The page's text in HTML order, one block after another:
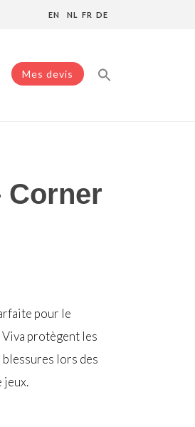
EN NL FR DE
Mes devis
Corner
pour le
protègent les
blessures lors des
jeux.